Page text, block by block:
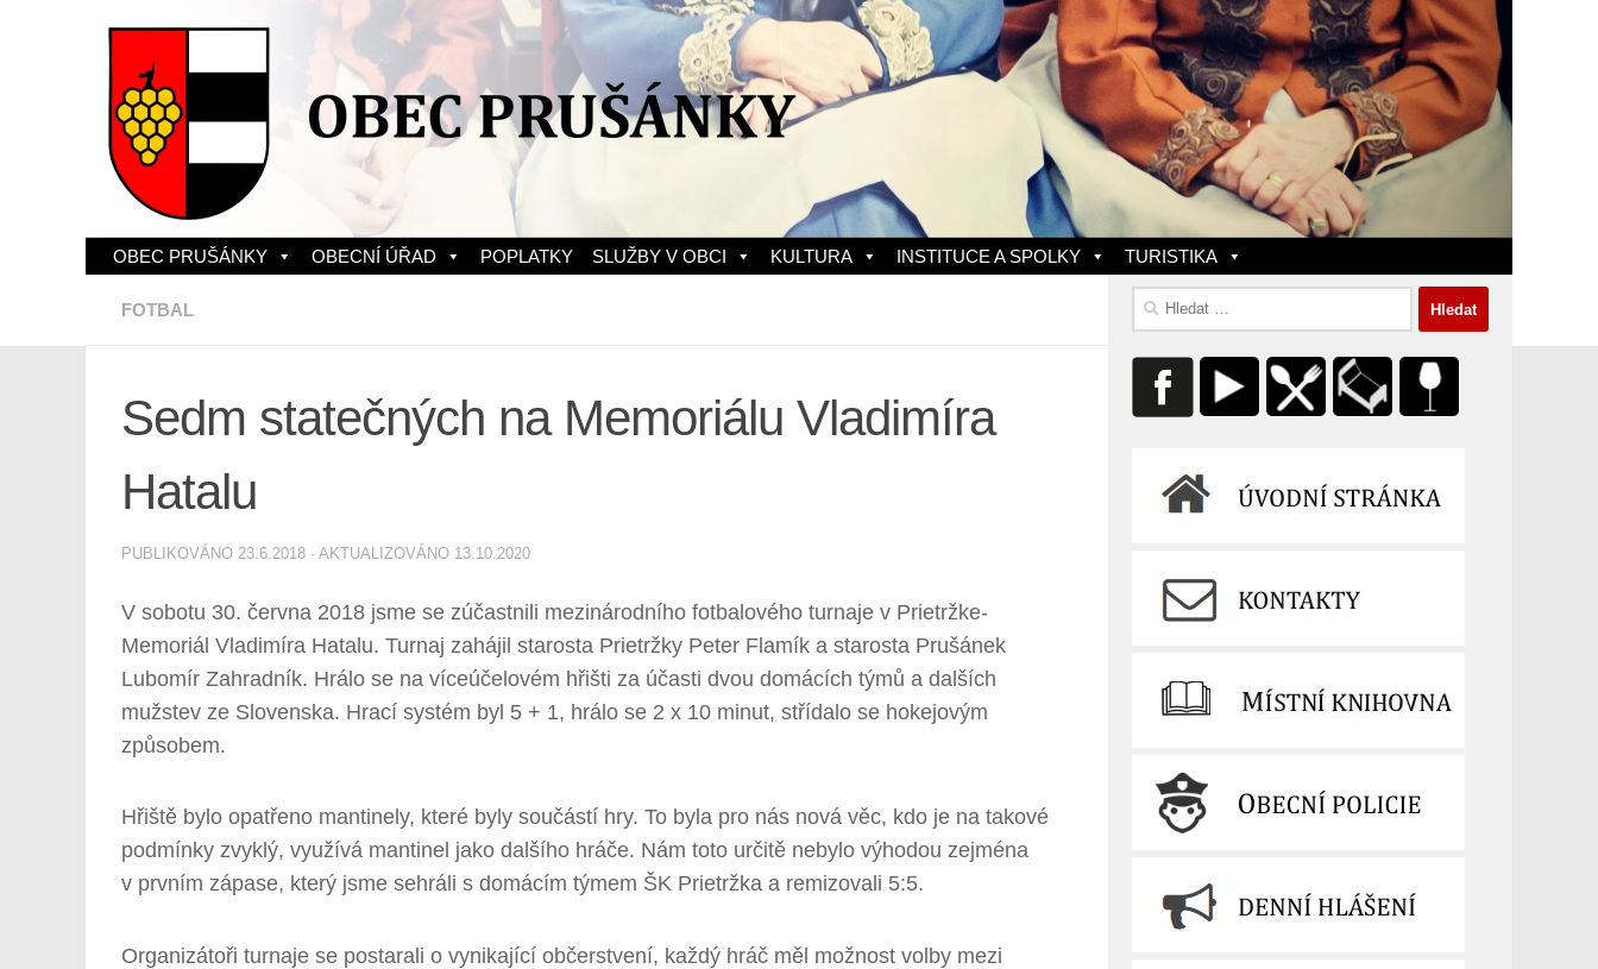
Skip to content
OBEC PRUŠÁNKY OBECNÍ ÚŘAD POPLATKY SLUŽBY V OBCI KULTURA INSTITUCE A SPOLKY TURISTIKA
FOTBAL
Sedm statečných na Memoriálu Vladimíra
Hatalu
PUBLIKOVÁNO 23.6.2018 · AKTUALIZOVÁNO 13.10.2020
V sobotu 30. června 2018 jsme se zúčastnili mezinárodního fotbalového turnaje v Prietržke-
Memoriál Vladimíra Hatalu. Turnaj zahájil starosta Prietržky Peter Flamík a starosta Prušánek
Lubomír Zahradník. Hrálo se na víceúčelovém hřišti za účasti dvou domácích týmů a dalších
mužstev ze Slovenska. Hrací systém byl 5 + 1, hrálo se 2 x 10 minut, střídalo se hokejovým
způsobem.
Hřiště bylo opatřeno mantinely, které byly součástí hry. To byla pro nás nová věc, kdo je na takové
podmínky zvyklý, využívá mantinel jako dalšího hráče. Nám toto určitě nebylo výhodou zejména
v prvním zápase, který jsme sehráli s domácím týmem ŠK Prietržka a remizovali 5:5.
Organizátoři turnaje se postarali o vynikající občerstvení, každý hráč měl možnost volby mezi
Vyhledávání